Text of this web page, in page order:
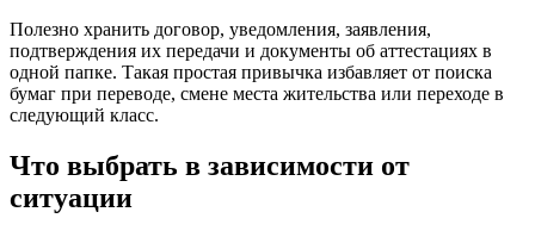
Полезно хранить договор, уведомления, заявления,
подтверждения их передачи и документы об аттестациях в
одной папке. Такая простая привычка избавляет от поиска
бумаг при переводе, смене места жительства или переходе в
следующий класс.
Что выбрать в зависимости от
ситуации